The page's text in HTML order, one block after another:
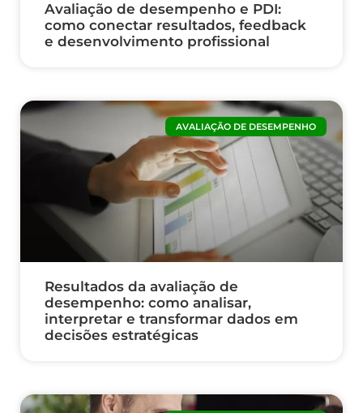
Avaliação de desempenho e PDI:
como conectar resultados, feedback
e desenvolvimento profissional
AVALIAÇÃO DE DESEMPENHO
Resultados da avaliação de
desempenho: como analisar,
interpretar e transformar dados em
decisões estratégicas